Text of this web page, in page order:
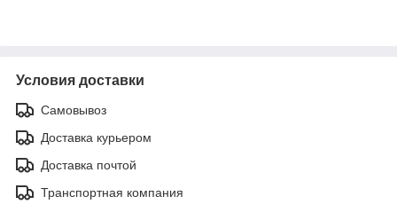
Условия доставки
Самовывоз
Доставка курьером
Доставка почтой
Транспортная компания